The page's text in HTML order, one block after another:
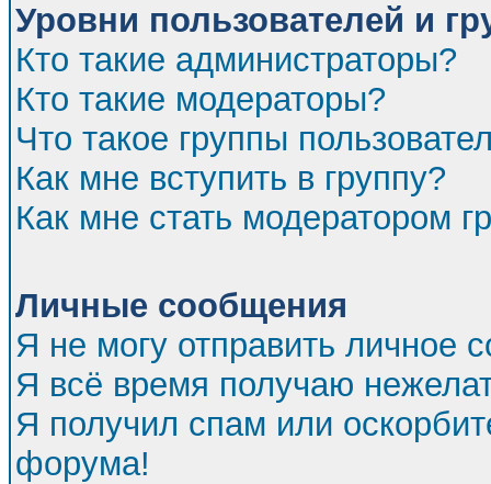
Уровни пользователей и
Кто такие администраторы?
Кто такие модераторы?
Что такое группы
Как мне вступить в группу?
Как мне стать модератором
Личные сообщения
Я не могу отправить личное
Я всё время получаю
Я получил спам или
форума!